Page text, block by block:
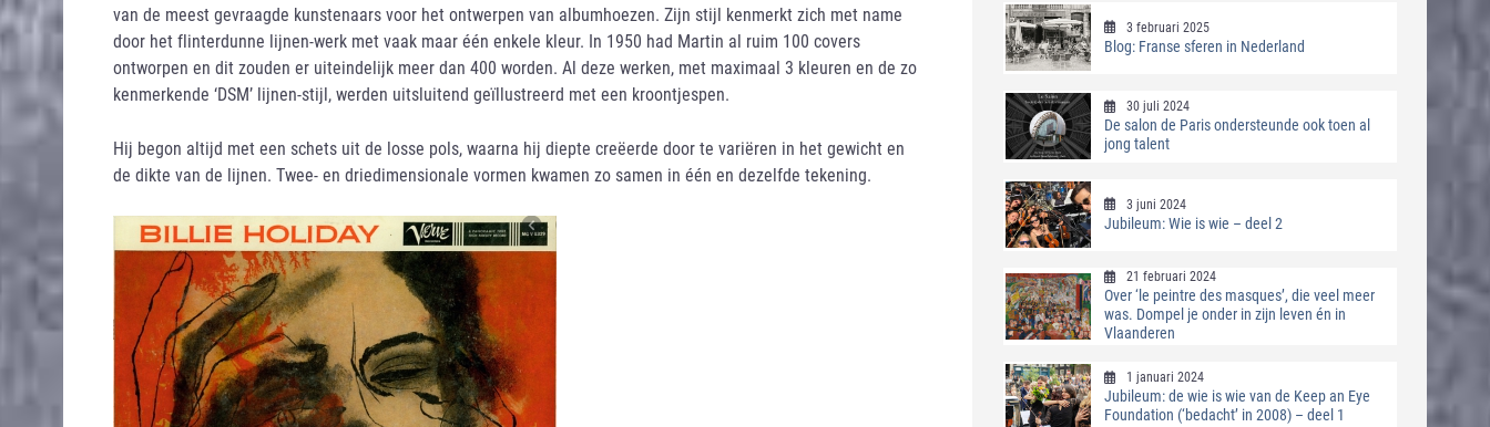
van de meest gevraagde kunstenaars voor het ontwerpen van albumhoezen. Zijn stijl kenmerkt zich met name
door het flinterdunne lijnen-werk met vaak maar één enkele kleur. In 1950 had Martin al ruim 100 covers
ontworpen en dit zouden er uiteindelijk meer dan 400 worden. Al deze werken, met maximaal 3 kleuren en de zo
kenmerkende ‘DSM’ lijnen-stijl, werden uitsluitend geïllustreerd met een kroontjespen.
Hij begon altijd met een schets uit de losse pols, waarna hij diepte creëerde door te variëren in het gewicht en
de dikte van de lijnen. Twee- en driedimensionale vormen kwamen zo samen in één en dezelfde tekening.
3 februari 2025
Blog: Franse sferen in Nederland
30 juli 2024
De salon de Paris ondersteunde ook toen al
jong talent
3 juni 2024
Jubileum: Wie is wie – deel 2
21 februari 2024
Over ‘le peintre des masques’, die veel meer
was. Dompel je onder in zijn leven én in
Vlaanderen
1 januari 2024
Jubileum: de wie is wie van de Keep an Eye
Foundation (‘bedacht’ in 2008) – deel 1